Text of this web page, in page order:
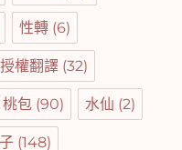
性轉 (6)
授權翻譯 (32)
桃包 (90) 水仙 (2)
(148)